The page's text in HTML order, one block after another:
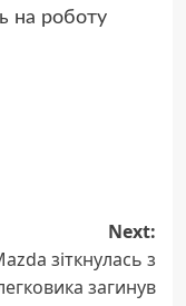
на роботу
Next:
зіткнулась з
загинув